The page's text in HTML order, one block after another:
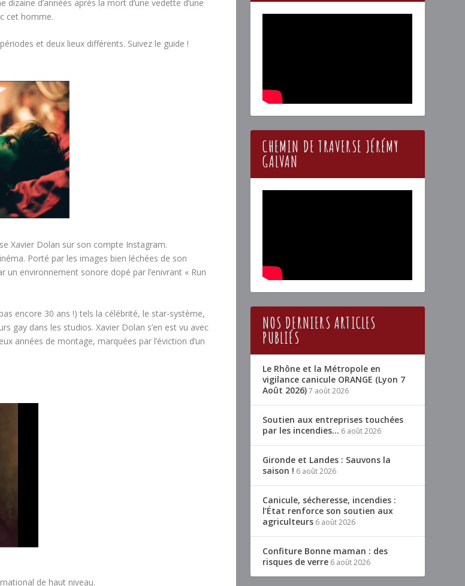
d’années après la mort d’une vedette d’une
cet homme.
et deux lieux différents. Suivez le guide !
Xavier Dolan sur son compte Instagram.
Porté par les images bien léchées de son
environnement sonore dopé par l’enivrant « Run
encore 30 ans !) tels la célébrité, le star-système,
gay dans les studios. Xavier Dolan s’en est vu avec
années de montage, marquées par l’éviction d’un
de haut niveau.
CHEMIN DE TRAVERSE JÉRÉMY
GALVAN
NOS DERNIERS ARTICLES
PUBLIÉS
Le Rhône et la Métropole en
vigilance canicule ORANGE (Lyon 7
Août 2026)7 août 2026
Soutien aux entreprises touchées
par les incendies… 6 août 2026
Gironde et Landes : Sauvons la
saison ! 6 août 2026
Canicule, sécheresse, incendies :
l’État renforce son soutien aux
agriculteurs 6 août 2026
Confiture Bonne maman : des
risques de verre 6 août 2026